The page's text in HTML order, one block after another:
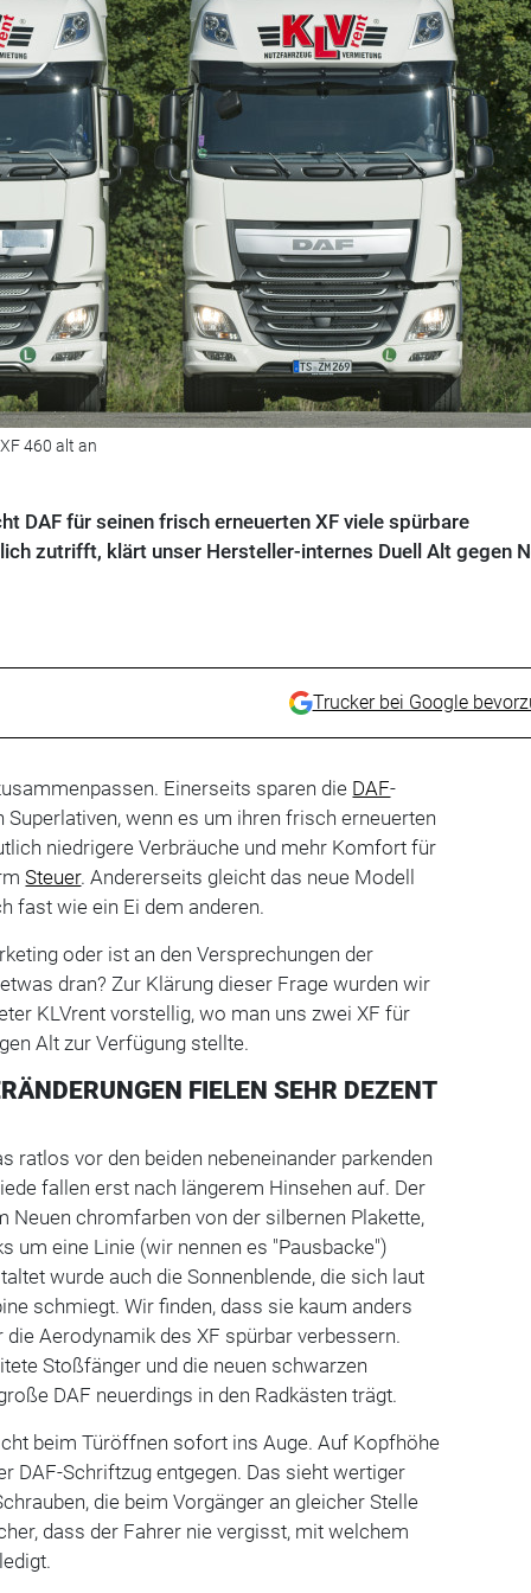
460 alt an
DAF für seinen frisch erneuerten XF viele spürbare
zutrifft, klärt unser Hersteller-internes Duell Alt gegen
Trucker bei Google
Einerseits sparen die DAF-
wenn es um ihren frisch erneuerten
niedrigere Verbräuche und mehr Komfort für
Steuer. Andererseits gleicht das neue Modell
fast wie ein Ei dem anderen.
oder ist an den Versprechungen der
dran? Zur Klärung dieser Frage wurden wir
KLVrent vorstellig, wo man uns zwei XF für
Alt zur Verfügung stellte.
FIELEN SEHR DEZENT
ratlos vor den beiden nebeneinander parkenden
fallen erst nach längerem Hinsehen auf. Der
Neuen chromfarben von der silbernen Plakette,
um eine Linie (wir nennen es "Pausbacke")
wurde auch die Sonnenblende, die sich laut
schmiegt. Wir finden, dass sie kaum anders
Aerodynamik des XF spürbar verbessern.
Stoßfänger und die neuen schwarzen
DAF neuerdings in den Radkästen trägt.
beim Türöffnen sofort ins Auge. Auf Kopfhöhe
DAF-Schriftzug entgegen. Das sieht wertiger
die beim Vorgänger an gleicher Stelle
dass der Fahrer nie vergisst, mit welchem